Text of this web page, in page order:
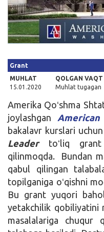
Grant
MUHLAT
15.01.2020
QOLGAN VAQT
Muhlat tugagan
Amerika Qoʻshma
joylashgan
bakalavr kurslari
Leadertoʻliq grant
qilinmoqda. Bundan
qabul qilingan
topilganiga oʻqishni
Bu grant yuqori
yetakchilik qobiliyatini
masalalariga chuqur